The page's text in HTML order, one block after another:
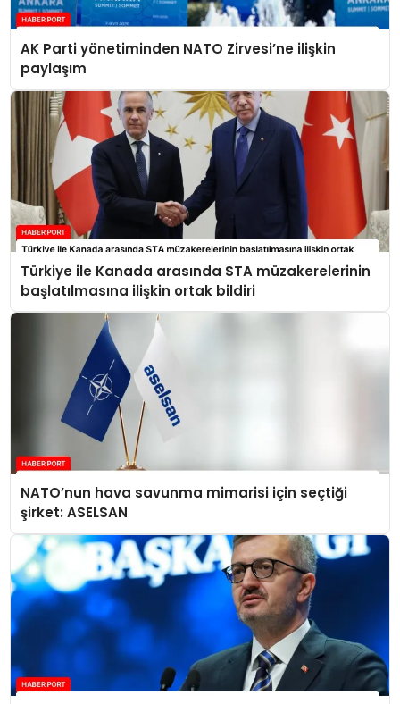
AK Parti yönetiminden NATO Zirvesi’ne ilişkin
paylaşım
Türkiye ile Kanada arasında STA müzakerelerinin
başlatılmasına ilişkin ortak bildiri
NATO’nun hava savunma mimarisi için seçtiği
şirket: ASELSAN